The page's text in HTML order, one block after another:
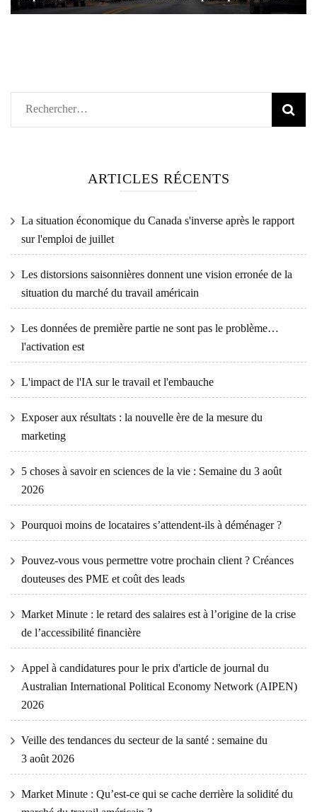
Rechercher :
ARTICLES RÉCENTS
La situation économique du Canada s'inverse après le rapport
sur l'emploi de juillet
Les distorsions saisonnières donnent une vision erronée de la
situation du marché du travail américain
Les données de première partie ne sont pas le problème…
l'activation est
L'impact de l'IA sur le travail et l'embauche
Exposer aux résultats : la nouvelle ère de la mesure du
marketing
5 choses à savoir en sciences de la vie : Semaine du 3 août
2026
Pourquoi moins de locataires s’attendent-ils à déménager ?
Pouvez-vous vous permettre votre prochain client ? Créances
douteuses des PME et coût des leads
Market Minute : le retard des salaires est à l’origine de la crise
de l’accessibilité financière
Appel à candidatures pour le prix d'article de journal du
Australian International Political Economy Network (AIPEN)
2026
Veille des tendances du secteur de la santé : semaine du
3 août 2026
Market Minute : Qu’est-ce qui se cache derrière la solidité du